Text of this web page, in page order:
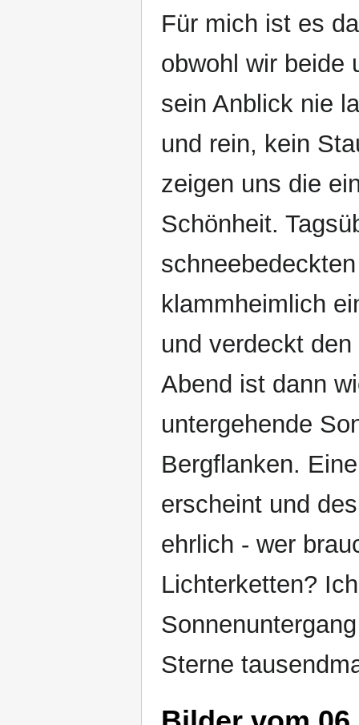
Für mich ist es
obwohl wir beide
sein Anblick nie
und rein, kein
zeigen uns die
Schönheit.
klammheimlich
und verdeckt
Abend ist dann
untergehende
Bergflanken.
erscheint und
ehrlich - wer
Lichterketten?
Sterne